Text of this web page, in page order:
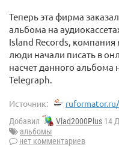
Теперь эта фирма
альбома на
Island Records, компания
люди начали писать в
насчет данного альбома
Telegraph.
Источник:
Добавил Vlad2000Plus 14
альбомы
нет комментариев